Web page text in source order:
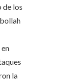
de los
la